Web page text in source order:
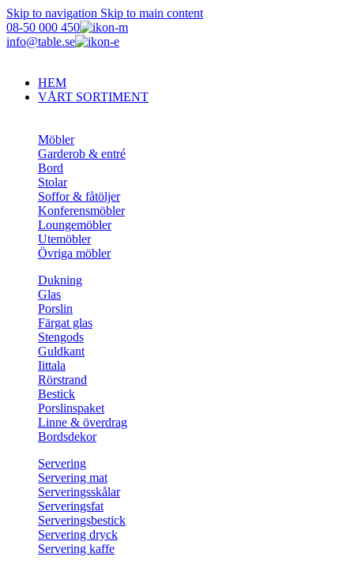
Skip to navigation Skip to main content
08-50 000 450
info@table.se
HEM
VÅRT SORTIMENT
Möbler
Garderob & entré
Bord
Stolar
Soffor & fåtöljer
Konferensmöbler
Loungemöbler
Utemöbler
Övriga möbler
Dukning
Glas
Porslin
Färgat glas
Stengods
Guldkant
Iittala
Rörstrand
Bestick
Porslinspaket
Linne & överdrag
Bordsdekor
Servering
Servering mat
Serveringsskålar
Serveringsfat
Serveringsbestick
Servering dryck
Servering kaffe